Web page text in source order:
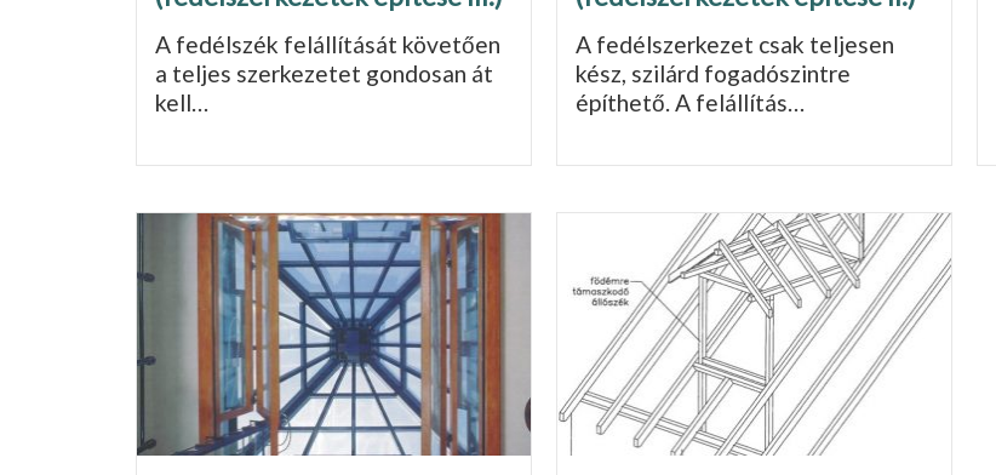
A fedélszék felállítását követően
a teljes szerkezetet gondo­san át
kell…
A fedélszerkezet csak teljesen
kész, szilárd fogadószintre
építhető. A felállítás…